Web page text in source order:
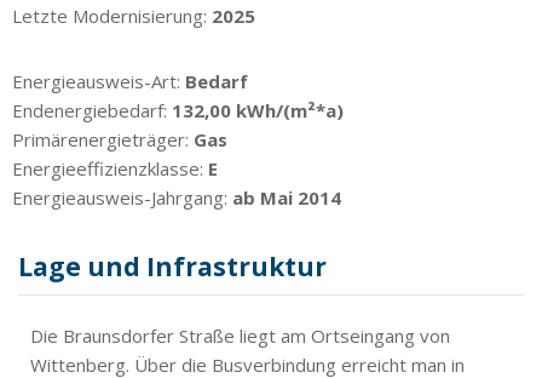
Letzte Modernisierung: 2025
Energieausweis-Art: Bedarf
Endenergiebedarf: 132,00 kWh/(m²*a)
Primärenergieträger: Gas
Energieeffizienzklasse: E
Energieausweis-Jahrgang: ab Mai 2014
Lage und Infrastruktur
Die Braunsdorfer Straße liegt am Ortseingang von
Wittenberg. Über die Busverbindung erreicht man in